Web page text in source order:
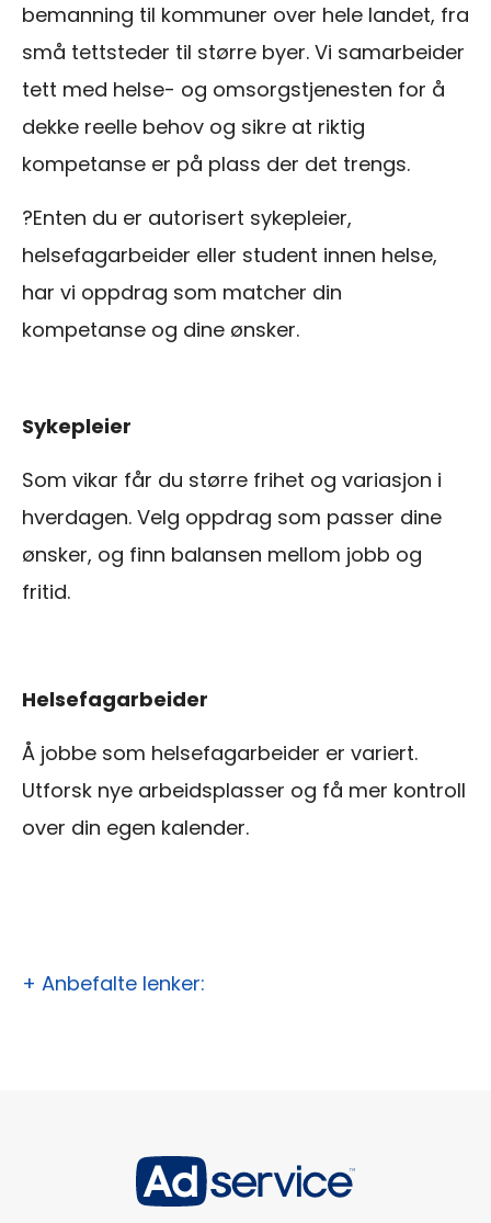
bemanning til kommuner over hele landet, fra
små tettsteder til større byer. Vi samarbeider
tett med helse- og omsorgstjenesten for å
dekke reelle behov og sikre at riktig
kompetanse er på plass der det trengs.
?Enten du er autorisert sykepleier,
helsefagarbeider eller student innen helse,
har vi oppdrag som matcher din
kompetanse og dine ønsker.
Sykepleier
Som vikar får du større frihet og variasjon i
hverdagen. Velg oppdrag som passer dine
ønsker, og finn balansen mellom jobb og
fritid.
Helsefagarbeider
Å jobbe som helsefagarbeider er variert.
Utforsk nye arbeidsplasser og få mer kontroll
over din egen kalender.
+ Anbefalte lenker: